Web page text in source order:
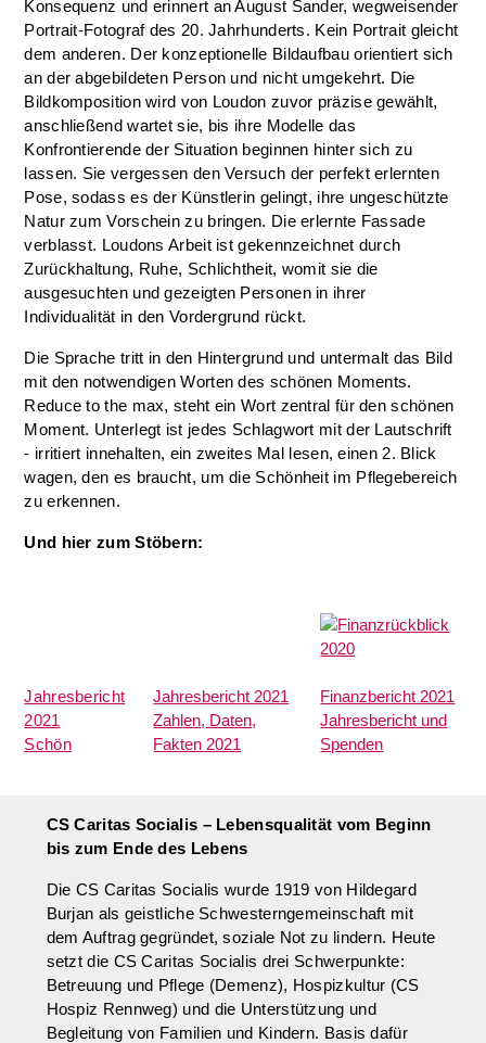
Konsequenz und erinnert an August Sander, wegweisender
Portrait-Fotograf des 20. Jahrhunderts. Kein Portrait gleicht
dem anderen. Der konzeptionelle Bildaufbau orientiert sich
an der abgebildeten Person und nicht umgekehrt. Die
Bildkomposition wird von Loudon zuvor präzise gewählt,
anschließend wartet sie, bis ihre Modelle das
Konfrontierende der Situation beginnen hinter sich zu
lassen. Sie vergessen den Versuch der perfekt erlernten
Pose, sodass es der Künstlerin gelingt, ihre ungeschützte
Natur zum Vorschein zu bringen. Die erlernte Fassade
verblasst. Loudons Arbeit ist gekennzeichnet durch
Zurückhaltung, Ruhe, Schlichtheit, womit sie die
ausgesuchten und gezeigten Personen in ihrer
Individualität in den Vordergrund rückt.
Die Sprache tritt in den Hintergrund und untermalt das Bild
mit den notwendigen Worten des schönen Moments.
Reduce to the max, steht ein Wort zentral für den schönen
Moment. Unterlegt ist jedes Schlagwort mit der Lautschrift
- irritiert innehalten, ein zweites Mal lesen, einen 2. Blick
wagen, den es braucht, um die Schönheit im Pflegebereich
zu erkennen.
Und hier zum Stöbern:
Jahresbericht
2021
Schön
Jahresbericht 2021
Zahlen, Daten,
Fakten 2021
Finanzbericht 2021
Jahresbericht und
Spenden
CS Caritas Socialis – Lebensqualität vom Beginn
bis zum Ende des Lebens
Die CS Caritas Socialis wurde 1919 von Hildegard
Burjan als geistliche Schwesterngemeinschaft mit
dem Auftrag gegründet, soziale Not zu lindern. Heute
setzt die CS Caritas Socialis drei Schwerpunkte:
Betreuung und Pflege (Demenz), Hospizkultur (CS
Hospiz Rennweg) und die Unterstützung und
Begleitung von Familien und Kindern. Basis dafür